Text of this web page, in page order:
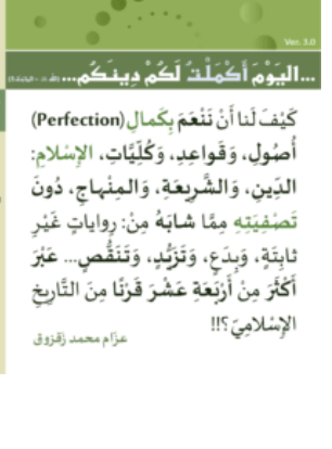
… اليوم أكملت لكم دينكم …
المائدة:3)